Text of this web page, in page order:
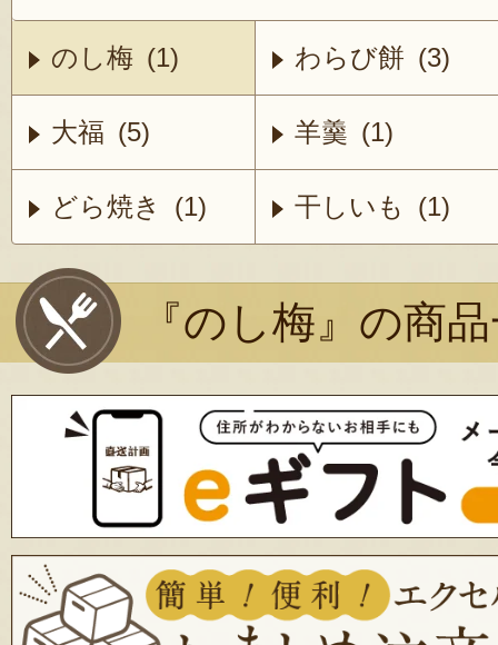
のし梅 (1) わらび餅 (3)
大福 (5) 羊羹 (1)
どら焼き (1) 干しいも (1)
『のし梅』の商